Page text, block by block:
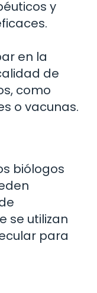
y
en la
de
como
o vacunas.
biólogos
se utilizan
para